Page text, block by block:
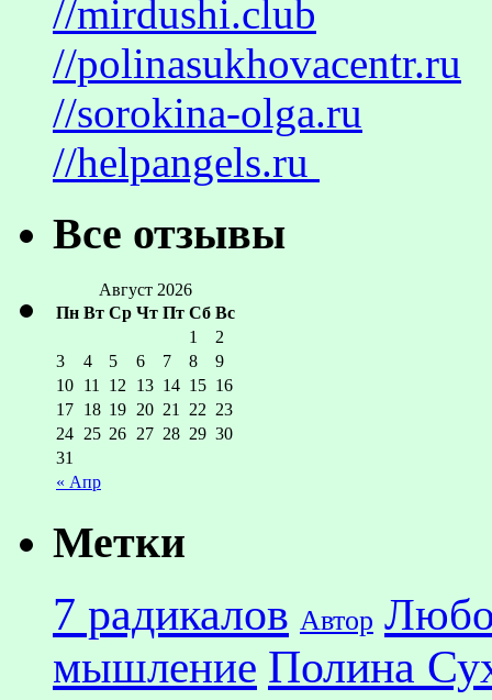
//mirdushi.club
//polinasukhovacentr.ru
//sorokina-olga.ru
//helpangels.ru
Все отзывы
Август 2026
Пн Вт Ср Чт Пт Сб Вс
« Апр
1
2
3
4 5 6 7 8
9
10 11 12 13 14 15 16
17 18 19 20 21 22 23
24 25 26 27 28 29 30
31
Метки
7 радикалов Автор
мышление Полина